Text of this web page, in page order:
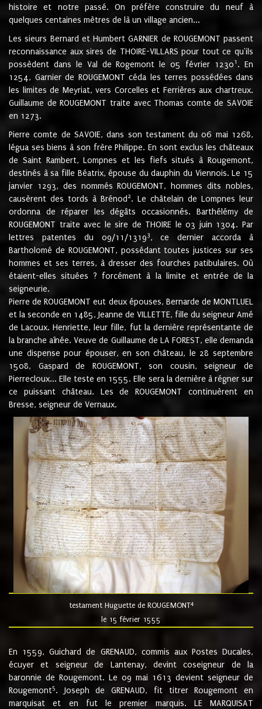
histoire et notre passé. On préfère construire du neuf à
quelques centaines mètres de là un village ancien...
Les sieurs Bernard et Humbert GARNIER de ROUGEMONT passent
reconnaissance aux sires de THOIRE-VILLARS pour tout ce qu'ils
possèdent dans le Val de Rogemont le 05 février 12301 . En
1254, Garnier de ROUGEMONT céda les terres possédées dans
les limites de Meyriat, vers Corcelles et Ferrières aux chartreux.
Guillaume de ROUGEMONT traite avec Thomas comte de SAVOIE
en 1273.
Pierre comte de SAVOIE, dans son testament du 06 mai 1268,
légua ses biens à son frère Philippe. En sont exclus les châteaux
de Saint Rambert, Lompnes et les fiefs situés à Rougemont,
destinés à sa fille Béatrix, épouse du dauphin du Viennois. Le 15
janvier 1293, des nommés ROUGEMONT, hommes dits nobles,
causèrent des tords à Brénod 2. Le châtelain de Lompnes leur
ordonna de réparer les dégâts occasionnés. Barthélémy de
ROUGEMONT traite avec le sire de THOIRE le 03 juin 1304. Par
lettres patentes du 09/11/13193, ce dernier accorda à
Bartholomé de ROUGEMONT, possédant toutes justices sur ses
hommes et ses terres, à dresser des fourches patibulaires. Où
étaient-elles situées ? forcément à la limite et entrée de la
seigneurie.
Pierre de ROUGEMONT eut deux épouses, Bernarde de MONTLUEL
et la seconde en 1485, Jeanne de VILLETTE, fille du seigneur Amé
de Lacoux. Henriette, leur fille, fut la dernière représentante de
la branche aînée. Veuve de Guillaume de LA FOREST, elle demanda
une dispense pour épouser, en son château, le 28 septembre
1508, Gaspard de ROUGEMONT, son cousin, seigneur de
Pierrecloux... Elle teste en 1555. Elle sera la dernière à régner sur
ce puissant château. Les de ROUGEMONT continuèrent en
Bresse, seigneur de Vernaux.
testament Huguette de ROUGEMONT4
le 15 février 1555
En 1559, Guichard de GRENAUD, commis aux Postes Ducales,
écuyer et seigneur de Lantenay, devint coseigneur de la
baronnie de Rougemont. Le 09 mai 1613 devient seigneur de
Rougemont5. Joseph de GRENAUD, fit titrer Rougemont en
marquisat et en fut le premier marquis. LE MARQUISAT